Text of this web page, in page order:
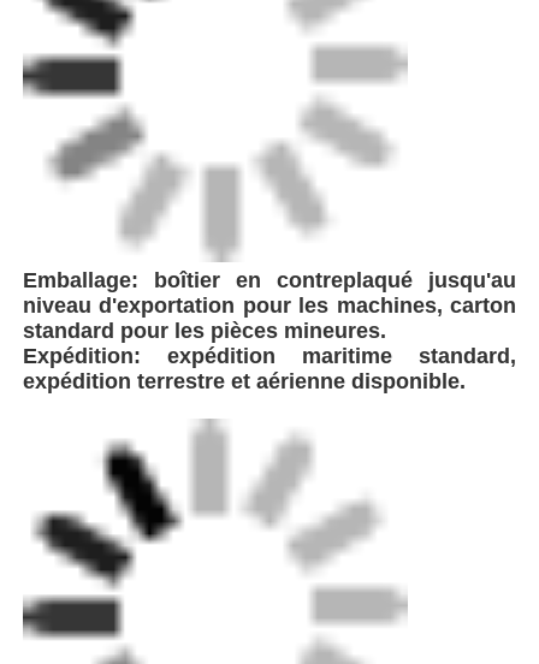
Emballage: boîtier en contreplaqué jusqu'au
niveau d'exportation pour les machines, carton
standard pour les pièces mineures.
Expédition: expédition maritime standard,
expédition terrestre et aérienne disponible.